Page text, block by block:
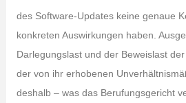
des Software-Updates keine genaue
konkreten Auswirkungen haben.
Darlegungslast und der Beweislast
der von ihr erhobenen
deshalb – was das Berufungsgericht